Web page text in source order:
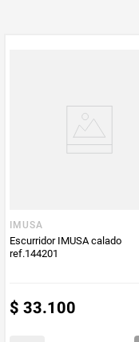
freezer, además del
IMUSA
Escurridor IMUSA calado
ref.144201
$ 33.100